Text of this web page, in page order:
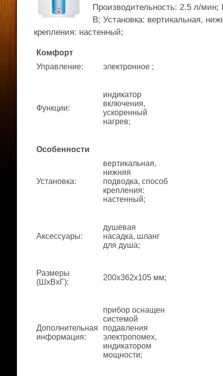
Производительность: 2.5 л/мин;
В; Установка: вертикальная,
крепления: настенный;
Комфорт
Управление: электронное ;
Функции:
индикатор
включения,
ускоренный
нагрев;
Особенности
Установка:
вертикальная,
нижняя
подводка, способ
крепления:
настенный;
Аксессуары:
душевая
насадка, шланг
для душа;
Размеры
(ШхВхГ):
200x362x105 мм;
Дополнительная
информация:
прибор оснащен
системой
подавления
электропомех,
индикатором
мощности;